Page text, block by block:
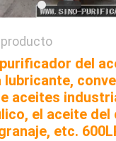
del
lubricante,
aceites
el aceite del
etc.